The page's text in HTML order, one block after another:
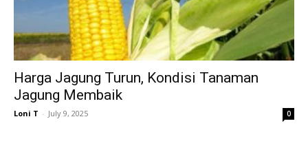
Harga Jagung Turun, Kondisi Tanaman
Jagung Membaik
Loni T - July 9, 2025 0